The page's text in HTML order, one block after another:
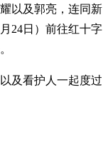
以及郭亮，连同新
24日）前往红十字
及看护人一起度过